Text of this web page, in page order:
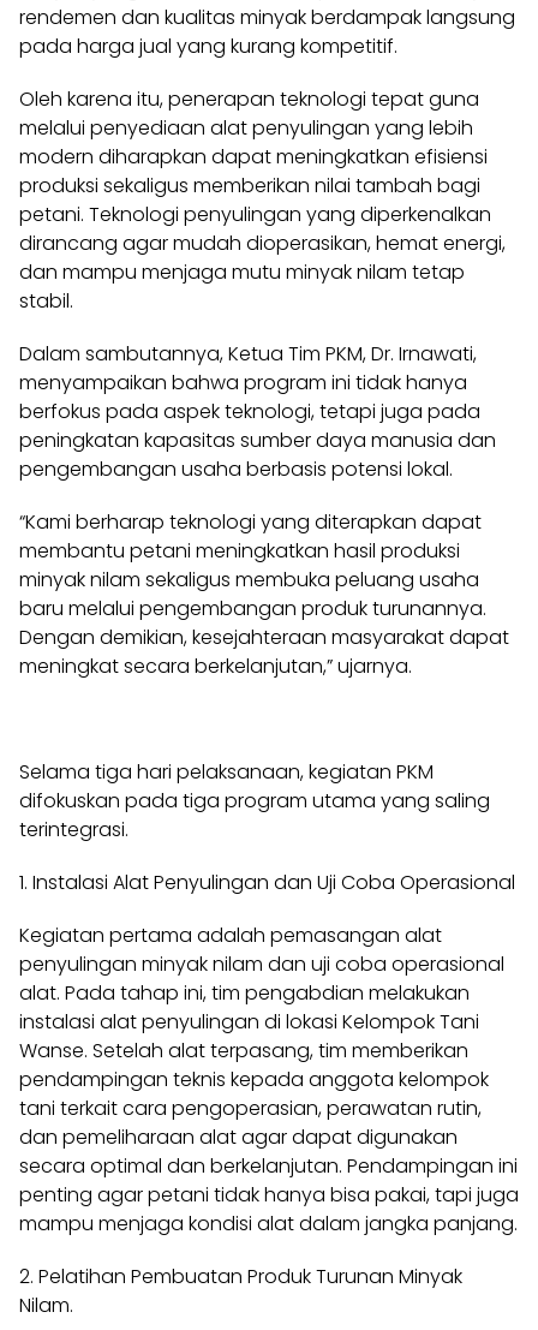
rendemen dan kualitas minyak berdampak langsung
pada harga jual yang kurang kompetitif.
Oleh karena itu, penerapan teknologi tepat guna
melalui penyediaan alat penyulingan yang lebih
modern diharapkan dapat meningkatkan efisiensi
produksi sekaligus memberikan nilai tambah bagi
petani. Teknologi penyulingan yang diperkenalkan
dirancang agar mudah dioperasikan, hemat energi,
dan mampu menjaga mutu minyak nilam tetap
stabil.
Dalam sambutannya, Ketua Tim PKM, Dr. Irnawati,
menyampaikan bahwa program ini tidak hanya
berfokus pada aspek teknologi, tetapi juga pada
peningkatan kapasitas sumber daya manusia dan
pengembangan usaha berbasis potensi lokal.
“Kami berharap teknologi yang diterapkan dapat
membantu petani meningkatkan hasil produksi
minyak nilam sekaligus membuka peluang usaha
baru melalui pengembangan produk turunannya.
Dengan demikian, kesejahteraan masyarakat dapat
meningkat secara berkelanjutan,” ujarnya.
Selama tiga hari pelaksanaan, kegiatan PKM
difokuskan pada tiga program utama yang saling
terintegrasi.
1. Instalasi Alat Penyulingan dan Uji Coba Operasional
Kegiatan pertama adalah pemasangan alat
penyulingan minyak nilam dan uji coba operasional
alat. Pada tahap ini, tim pengabdian melakukan
instalasi alat penyulingan di lokasi Kelompok Tani
Wanse. Setelah alat terpasang, tim memberikan
pendampingan teknis kepada anggota kelompok
tani terkait cara pengoperasian, perawatan rutin,
dan pemeliharaan alat agar dapat digunakan
secara optimal dan berkelanjutan. Pendampingan ini
penting agar petani tidak hanya bisa pakai, tapi juga
mampu menjaga kondisi alat dalam jangka panjang.
2. Pelatihan Pembuatan Produk Turunan Minyak
Nilam.